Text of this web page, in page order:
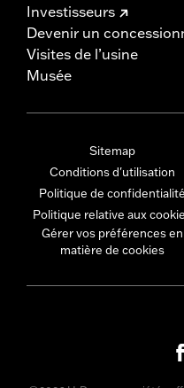
Investisseurs
Devenir un
Visites de l’usine
Musée
Sitemap
Conditions d'utilisation
Politique de confidentialité
Politique relative aux
Gérer vos préférences en
matière de cookies